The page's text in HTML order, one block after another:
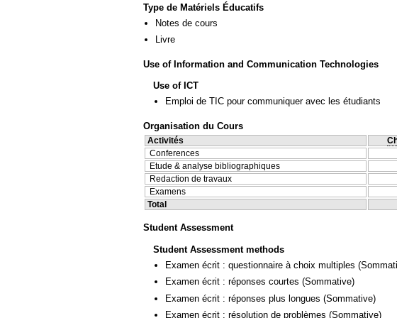
Type de Matériels Éducatifs
Notes de cours
Livre
Use of Information and Communication Technologies
Use of ICT
Emploi de TIC pour communiquer avec les étudiants
Organisation du Cours
Activités
Conferences
Etude & analyse bibliographiques
Redaction de travaux
Examens
Total
Student Assessment
Student Assessment methods
Examen écrit : questionnaire à choix multiples
Examen écrit : réponses courtes (Sommative)
Examen écrit : réponses plus longues (Sommative)
Examen écrit : résolution de problèmes (Sommative)